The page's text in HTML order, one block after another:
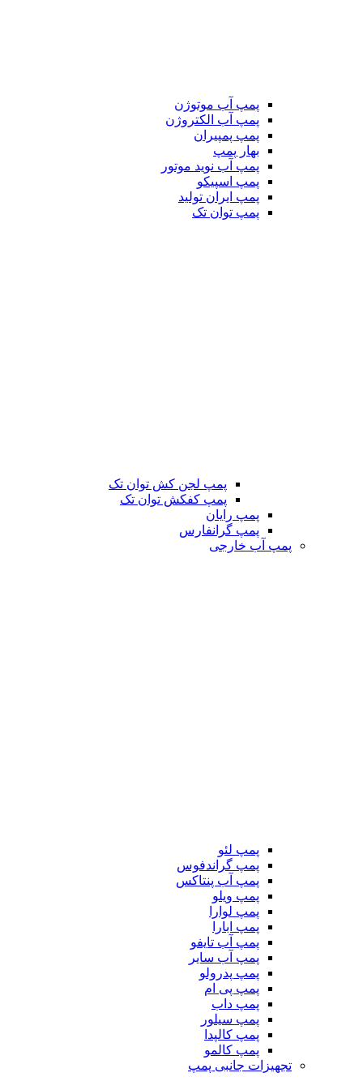
پمپ آب موتوژن
پمپ آب الکتروژن
پمپ پمپیران
بهار پمپ
پمپ آب نوید موتور
پمپ اسپیکو
پمپ ایران تولید
پمپ توان تک
پمپ لجن کش توان تک
پمپ کفکش توان تک
پمپ رایان
پمپ گرانفارس
پمپ آب خارجی
پمپ لئو
پمپ گراندفوس
پمپ آب پنتاکس
پمپ ویلو
پمپ لوارا
پمپ ابارا
پمپ آب تایفو
پمپ آب سایر
پمپ پدرولو
پمپ پی ام
پمپ داب
پمپ سیلور
پمپ کالپدا
پمپ کالمو
تجهیزات جانبی پمپ